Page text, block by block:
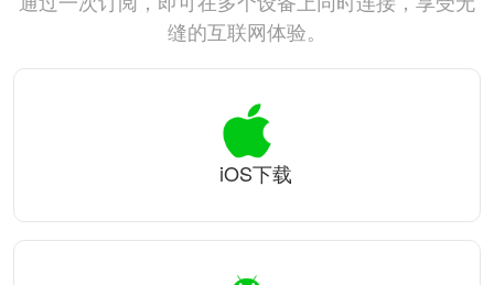
缝的互联网体验。
iOS下载